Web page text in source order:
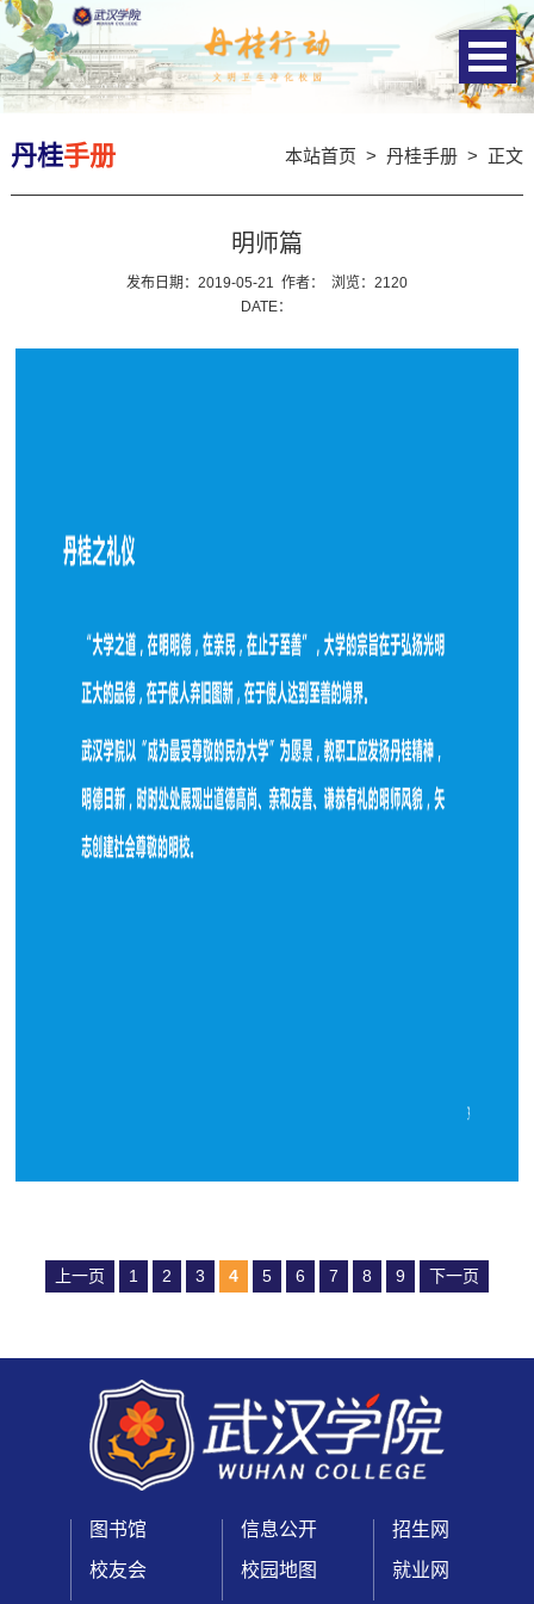
丹桂手册 本站首页 >丹桂手册 > 正文
明师篇
发布日期：2019-05-21 作者： 浏览： 2120
DATE：
上一页 1 2 3 4 5 6 7 8 9 下一页
图书馆
校友会
信息公开
校园地图
招生网
就业网